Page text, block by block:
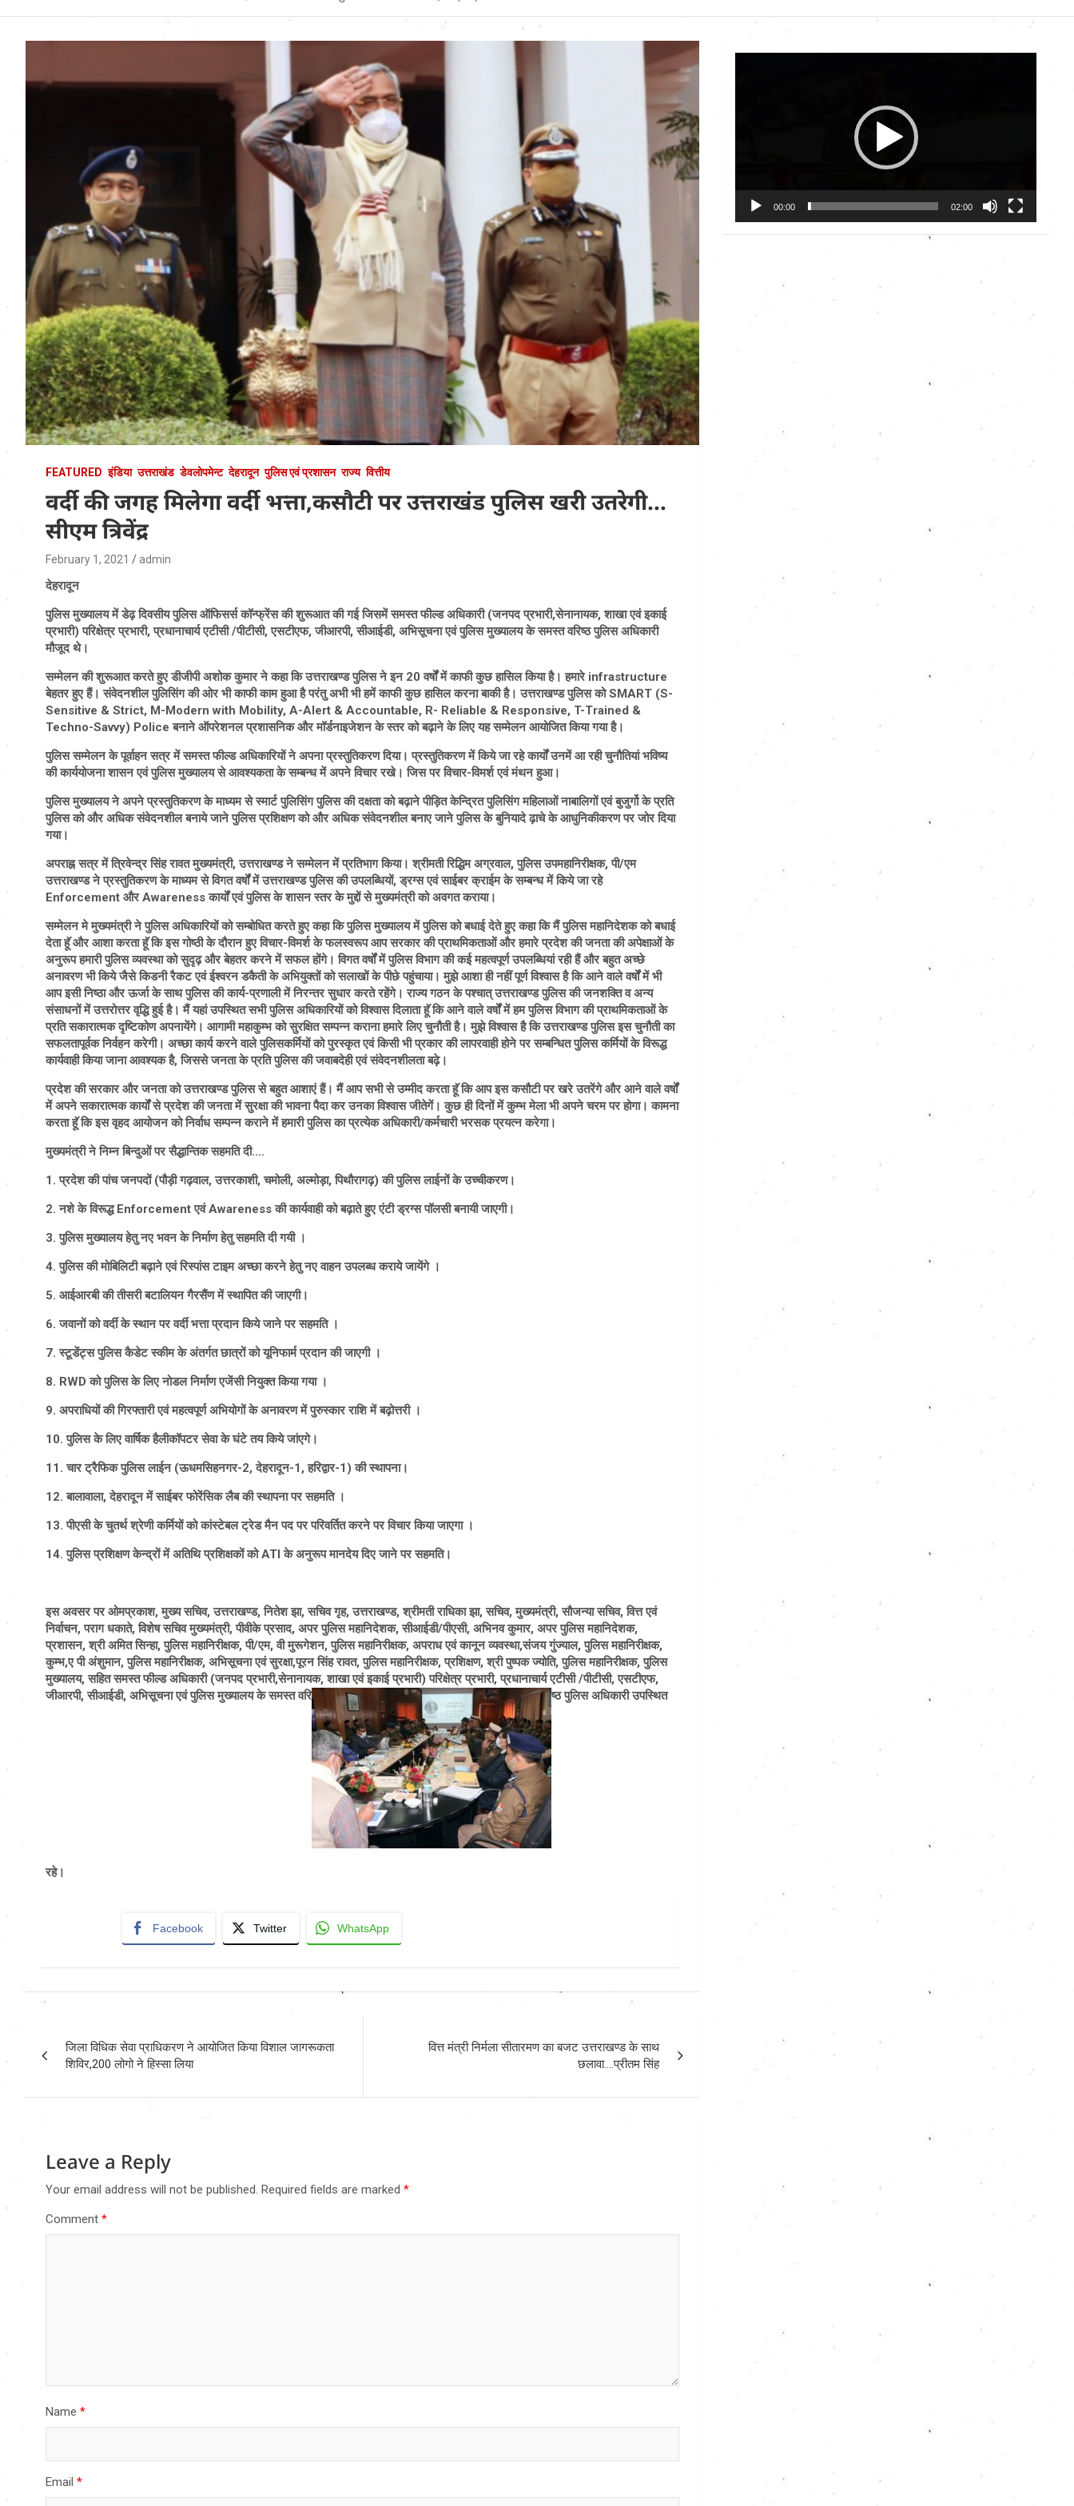
Uttarakhand News in
FEATURED इंडिया उत्तराखंड डेवलोपमेन्ट देहरादून पुलिस एवं प्रशासन राज्य वित्तीय
वर्दी की जगह मिलेगा वर्दी भत्ता,कसौटी पर उत्तराखंड पुलिस खरी उतरेगी…
सीएम त्रिवेंद्र
February 1, 2021 admin
देहरादून
पुलिस मुख्यालय में डेढ़ दिवसीय पुलिस ऑफिसर्स कॉन्फ्रेंस की शुरूआत की गई जिसमें समस्त फील्ड अधिकारी (जनपद प्रभारी,सेनानायक, शाखा एवं इकाई
प्रभारी) परिक्षेत्र प्रभारी, प्रधानाचार्य एटीसी /पीटीसी, एसटीएफ, जीआरपी, सीआईडी, अभिसूचना एवं पुलिस मुख्यालय के समस्त वरिष्ठ पुलिस अधिकारी
मौजूद थे।
सम्मेलन की शुरूआत करते हुए डीजीपी अशोक कुमार ने कहा कि उत्तराखण्ड पुलिस ने इन 20 वर्षों में काफी कुछ हासिल किया है। हमारे infrastructure
बेहतर हुए हैं। संवेदनशील पुलिसिंग की ओर भी काफी काम हुआ है परंतु अभी भी हमें काफी कुछ हासिल करना बाकी है। उत्तराखण्ड पुलिस को SMART (S-
Sensitive & Strict, M-Modern with Mobility, A-Alert & Accountable, R- Reliable & Responsive, T-Trained &
Techno-Savvy) Police बनाने ऑपरेशनल प्रशासनिक और मॉर्डनाइजेशन के स्तर को बढ़ाने के लिए यह सम्मेलन आयोजित किया गया है।
पुलिस सम्मेलन के पूर्वाहन सत्र में समस्त फील्ड अधिकारियों ने अपना प्रस्तुतिकरण दिया। प्रस्तुतिकरण में किये जा रहे कार्यों उनमें आ रही चुनौतियां भविष्य
की कार्ययोजना शासन एवं पुलिस मुख्यालय से आवश्यकता के सम्बन्ध में अपने विचार रखे। जिस पर विचार-विमर्श एवं मंथन हुआ।
पुलिस मुख्यालय ने अपने प्रस्तुतिकरण के माध्यम से स्मार्ट पुलिसिंग पुलिस की दक्षता को बढ़ाने पीड़ित केन्द्रित पुलिसिंग महिलाओं नाबालिगों एवं बुजुर्गो के प्रति
पुलिस को और अधिक संवेदनशील बनाये जाने पुलिस प्रशिक्षण को और अधिक संवेदनशील बनाए जाने पुलिस के बुनियादे ढ़ाचे के आधुनिकीकरण पर जोर दिया
गया।
अपराह्न सत्र में त्रिवेन्द्र सिंह रावत मुख्यमंत्री, उत्तराखण्ड ने सम्मेलन में प्रतिभाग किया। श्रीमती रिद्धिम अग्रवाल, पुलिस उपमहानिरीक्षक, पी/एम
उत्तराखण्ड ने प्रस्तुतिकरण के माध्यम से विगत वर्षों में उत्तराखण्ड पुलिस की उपलब्धियों, ड्रग्स एवं साईबर क्राईम के सम्बन्ध में किये जा रहे
Enforcement और Awareness कार्यों एवं पुलिस के शासन स्तर के मुद्दों से मुख्यमंत्री को अवगत कराया।
सम्मेलन मे मुख्यमंत्री ने पुलिस अधिकारियों को सम्बोधित करते हुए कहा कि पुलिस मुख्यालय में पुलिस को बधाई देते हुए कहा कि मैं पुलिस महानिदेशक को बधाई
देता हॅू और आशा करता हॅू कि इस गोष्ठी के दौरान हुए विचार-विमर्श के फलस्वरूप आप सरकार की प्राथमिकताओं और हमारे प्रदेश की जनता की अपेक्षाओं के
अनुरूप हमारी पुलिस व्यवस्था को सुदृढ़ और बेहतर करने में सफल होंगे। विगत वर्षों में पुलिस विभाग की कई महत्वपूर्ण उपलब्धियां रही हैं और बहुत अच्छे
अनावरण भी किये जैसे किडनी रैकट एवं ईश्वरन डकैती के अभियुक्तों को सलाखों के पीछे पहुंचाया। मुझे आशा ही नहीं पूर्ण विश्वास है कि आने वाले वर्षों में भी
आप इसी निष्ठा और ऊर्जा के साथ पुलिस की कार्य-प्रणाली में निरन्तर सुधार करते रहेंगे। राज्य गठन के पश्चात् उत्तराखण्ड पुलिस की जनशक्ति व अन्य
संसाधनों में उत्तरोत्तर वृद्धि हुई है। मैं यहां उपस्थित सभी पुलिस अधिकारियों को विश्वास दिलाता हॅू कि आने वाले वर्षों में हम पुलिस विभाग की प्राथमिकताओं के
प्रति सकारात्मक दृष्टिकोण अपनायेंगे। आगामी महाकुम्भ को सुरक्षित सम्पन्न कराना हमारे लिए चुनौती है। मुझे विश्वास है कि उत्तराखण्ड पुलिस इस चुनौती का
सफलतापूर्वक निर्वहन करेगी। अच्छा कार्य करने वाले पुलिसकर्मियों को पुरस्कृत एवं किसी भी प्रकार की लापरवाही होने पर सम्बन्धित पुलिस कर्मियों के विरूद्ध
कार्यवाही किया जाना आवश्यक है, जिससे जनता के प्रति पुलिस की जवाबदेही एवं संवेदनशीलता बढ़े।
प्रदेश की सरकार और जनता को उत्तराखण्ड पुलिस से बहुत आशाएं हैं। मैं आप सभी से उम्मीद करता हॅू कि आप इस कसौटी पर खरे उतरेंगे और आने वाले वर्षों
में अपने सकारात्मक कार्यों से प्रदेश की जनता में सुरक्षा की भावना पैदा कर उनका विश्वास जीतेगें। कुछ ही दिनों में कुम्भ मेला भी अपने चरम पर होगा। कामना
करता हॅू कि इस वृहद आयोजन को निर्वाध सम्पन्न कराने में हमारी पुलिस का प्रत्येक अधिकारी/कर्मचारी भरसक प्रयत्न करेगा।
मुख्यमंत्री ने निम्न बिन्दुओं पर सैद्धान्तिक सहमति दी….
1. प्रदेश की पांच जनपदों (पौड़ी गढ़वाल, उत्तरकाशी, चमोली, अल्मोड़ा, पिथौरागढ़) की पुलिस लाईनों के उच्चीकरण।
2. नशे के विरूद्ध Enforcement एवं Awareness की कार्यवाही को बढ़ाते हुए एंटी ड्रग्स पॉलसी बनायी जाएगी।
3. पुलिस मुख्यालय हेतु नए भवन के निर्माण हेतु सहमति दी गयी ।
4. पुलिस की मोबिलिटी बढ़ाने एवं रिस्पांस टाइम अच्छा करने हेतु नए वाहन उपलब्ध कराये जायेंगे ।
5. आईआरबी की तीसरी बटालियन गैरसैंण में स्थापित की जाएगी।
6. जवानों को वर्दी के स्थान पर वर्दी भत्ता प्रदान किये जाने पर सहमति ।
7. स्टूडेंट्स पुलिस कैडेट स्कीम के अंतर्गत छात्रों को यूनिफार्म प्रदान की जाएगी ।
8. RWD को पुलिस के लिए नोडल निर्माण एजेंसी नियुक्त किया गया ।
9. अपराधियों की गिरफ्तारी एवं महत्वपूर्ण अभियोगों के अनावरण में पुरुस्कार राशि में बढ़ोत्तरी ।
10. पुलिस के लिए वार्षिक हैलीकॉपटर सेवा के घंटे तय किये जांएगे।
11. चार ट्रैफिक पुलिस लाईन (ऊधमसिहनगर-2, देहरादून-1, हरिद्वार-1) की स्थापना।
12. बालावाला, देहरादून में साईबर फोरेंसिक लैब की स्थापना पर सहमति ।
13. पीएसी के चुतर्थ श्रेणी कर्मियों को कांस्टेबल ट्रेड मैन पद पर परिवर्तित करने पर विचार किया जाएगा ।
14. पुलिस प्रशिक्षण केन्द्रों में अतिथि प्रशिक्षकों को ATI के अनुरूप मानदेय दिए जाने पर सहमति।
इस अवसर पर ओमप्रकाश, मुख्य सचिव, उत्तराखण्ड, नितेश झा, सचिव गृह, उत्तराखण्ड, श्रीमती राधिका झा, सचिव, मुख्यमंत्री, सौजन्या सचिव, वित्त एवं
निर्वाचन, पराग धकाते, विशेष सचिव मुख्यमंत्री, पीवीके प्रसाद, अपर पुलिस महानिदेशक, सीआईडी/पीएसी, अभिनव कुमार, अपर पुलिस महानिदेशक,
प्रशासन, श्री अमित सिन्हा, पुलिस महानिरीक्षक, पी/एम, वी मुरूगेशन, पुलिस महानिरीक्षक, अपराध एवं कानून व्यवस्था,संजय गुंज्याल, पुलिस महानिरीक्षक,
कुम्भ,ए पी अंशुमान, पुलिस महानिरीक्षक, अभिसूचना एवं सुरक्षा,पूरन सिंह रावत, पुलिस महानिरीक्षक, प्रशिक्षण, श्री पुष्पक ज्योति, पुलिस महानिरीक्षक, पुलिस
मुख्यालय, सहित समस्त फील्ड अधिकारी (जनपद प्रभारी,सेनानायक, शाखा एवं इकाई प्रभारी) परिक्षेत्र प्रभारी, प्रधानाचार्य एटीसी /पीटीसी, एसटीएफ,
जीआरपी, सीआईडी, अभिसूचना एवं पुलिस मुख्यालय के समस्त वरि
ष्ठ पुलिस अधिकारी उपस्थित
रहे।
Facebook Twitter WhatsApp
navigation
जिला विधिक सेवा प्राधिकरण ने आयोजित किया विशाल जागरूकता
शिविर,200 लोगो ने हिस्सा लिया
वित्त मंत्री निर्मला सीतारमण का बजट उत्तराखण्ड के साथ
छलावा….प्रीतम सिंह
Leave a Reply
Your email address will not be published. Required fields are marked *
Comment *
Name *
Email *
00:00 02:00